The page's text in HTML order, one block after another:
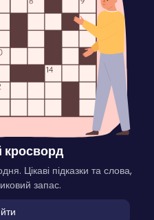
Цікаві підказки та слова,
запас.